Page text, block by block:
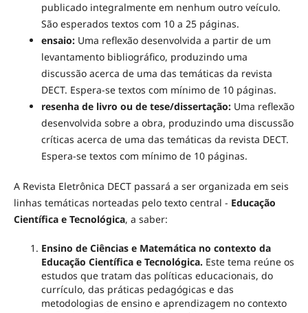
publicado integralmente em nenhum outro veículo.
São esperados textos com 10 a 25 páginas.
ensaio:Uma reflexão desenvolvida a partir de um
levantamento bibliográfico, produzindo uma
discussão acerca de uma das temáticas da revista
DECT. Espera-se textos com mínimo de 10 páginas.
resenha de livro ou de tese/dissertação:Uma reflexão
desenvolvida sobre a obra, produzindo uma discussão
críticas acerca de uma das temáticas da revista DECT.
Espera-se textos com mínimo de 10 páginas.
A Revista Eletrônica DECT passará a ser organizada em seis
linhas temáticas norteadas pelo texto central - Educação
Científica e Tecnológica, a saber:
Ensino de Ciências e Matemática no contexto da
Educação Científica e Tecnológica. Este tema reúne os
estudos que tratam das políticas educacionais, do
currículo, das práticas pedagógicas e das
metodologias de ensino e aprendizagem no contexto